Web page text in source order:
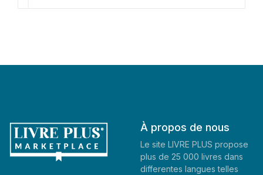
À propos de nous
Le site LIVRE PLUS propose
plus de 25 000 livres dans
differentes langues telles